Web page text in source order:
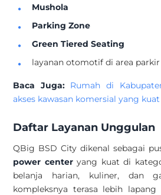
Mushola
Parking Zone
Green Tiered Seating
layanan otomotif di area parkir
Baca Juga: Rumah di
akses kawasan komersial yang kuat
Daftar Layanan Unggulan
QBig BSD City dikenal sebagai
power centeryang kuat di
belanja harian, kuliner, dan
kompleksnya terasa lebih lapang